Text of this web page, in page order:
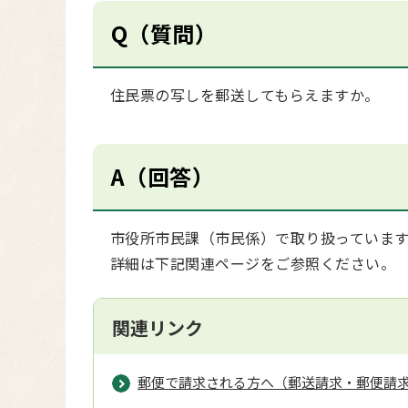
Q（質問）
住民票の写しを郵送してもらえますか。
A（回答）
市役所市民課（市民係）で取り扱っていま
詳細は下記関連ページをご参照ください。
関連リンク
郵便で請求される方へ（郵送請求・郵便請